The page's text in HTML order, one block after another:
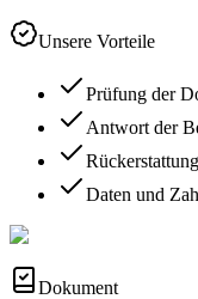
Unsere Vorteile
Prüfung der
Antwort der
Daten und
Dokument